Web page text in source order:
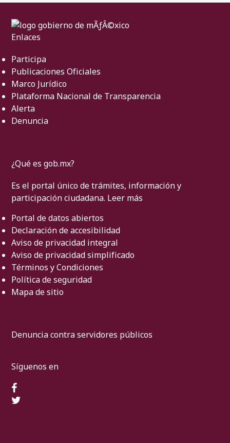
Enlaces
Participa
Publicaciones Oficiales
Marco Jurídico
Plataforma Nacional de Transparencia
Alerta
Denuncia
¿Qué es gob.mx?
Es el portal único de trámites, información y
participación ciudadana. Leer más
Portal de datos abiertos
Declaración de accesibilidad
Aviso de privacidad integral
Aviso de privacidad simplificado
Términos y Condiciones
Política de seguridad
Mapa de sitio
Denuncia contra servidores públicos
Síguenos en